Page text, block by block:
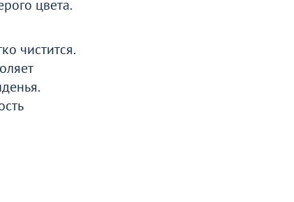
цвета.
чистится.